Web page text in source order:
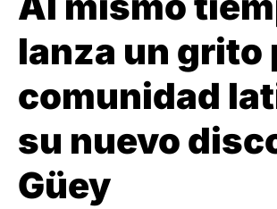
lanza un grito
comunidad
su nuevo
Güey